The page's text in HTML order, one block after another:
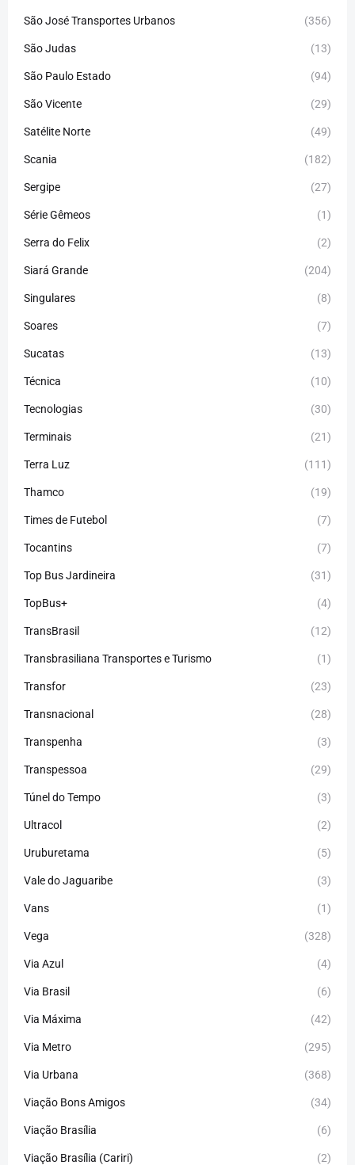
São José Transportes Urbanos (356)
São Judas (13)
São Paulo Estado (94)
São Vicente (29)
Satélite Norte (49)
Scania (182)
Sergipe (27)
Série Gêmeos (1)
Serra do Felix (2)
Siará Grande (204)
Singulares (8)
Soares (7)
Sucatas (13)
Técnica (10)
Tecnologias (30)
Terminais (21)
Terra Luz (111)
Thamco (19)
Times de Futebol (7)
Tocantins (7)
Top Bus Jardineira (31)
TopBus+ (4)
TransBrasil (12)
Transbrasiliana Transportes e Turismo (1)
Transfor (23)
Transnacional (28)
Transpenha (3)
Transpessoa (29)
Túnel do Tempo (3)
Ultracol (2)
Uruburetama (5)
Vale do Jaguaribe (3)
Vans (1)
Vega (328)
Via Azul (4)
Via Brasil (6)
Via Máxima (42)
Via Metro (295)
Via Urbana (368)
Viação Bons Amigos (34)
Viação Brasília (6)
Viação Brasília (Cariri) (2)